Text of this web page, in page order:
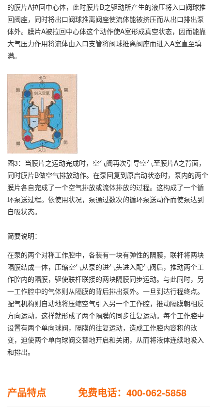
的膜片A拉回中心体，此时膜片B之驱动所产生的液压将入口阀球推
回阀座，同时将出口阀球推离阀座使流体能被挤压而从出口排出泵
体外。膜片A被拉回中心体这个动作使A室形成真空状态，因而能靠
大气压力作用将流体由入口支管将阀球推离阀座而进入A室直至填
满。
图3：当膜片之运动完成时，空气阀再次引导空气至膜片A之背面，
同时膜片B做空气排放动作。在泵回复到原启动状态时，泵内的两个
膜片各自完成了一个空气排放或流体排放的过程。这构成了一个循
环泵送过程。依使用状况，泵通过数次的循环泵送动作而使泵达到
自吸状态。
简要说明：
在泵的两个对称工作腔中，各装有一块有弹性的隔膜，联杆将两块
隔膜结成一体，压缩空气从泵的进气头进入配气阀后，推动两个工
作腔内的隔膜，驱使联杆联接的两块隔膜同步运动。与此同时，另
一工作腔中的气体则从隔膜的背后排出泵外。一旦到达行程终点。
配气机构则自动地将压缩空气引入另一个工作腔，推动隔膜朝相反
方向运动，这样就形成了两个隔膜的同步往复运动。每个工作腔中
设置有两个单向球阀，隔膜的往复运动，造成工作腔内容积的改
变，迫使两个单向球阀交替地开启和关闭，从而将液体连续地吸入
和排出。
产品特点 免费电话：400-062-5858